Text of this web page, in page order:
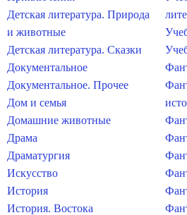
Детская литература. Природа
и животные
Детская литература. Сказки
Документальное
Документальное. Прочее
Дом и семья
Домашние животные
Драма
Драматургия
Искусство
История
История. Востока